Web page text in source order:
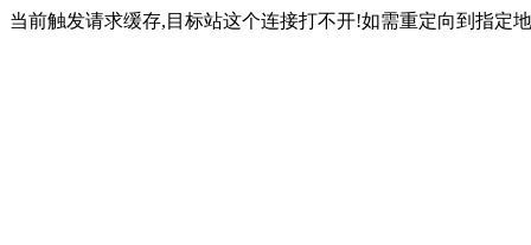
当前触发请求缓存,目标站这个连接打不开!如需重定向到指定